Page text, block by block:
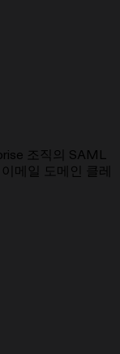
조직의 SAML
메일 도메인 클레